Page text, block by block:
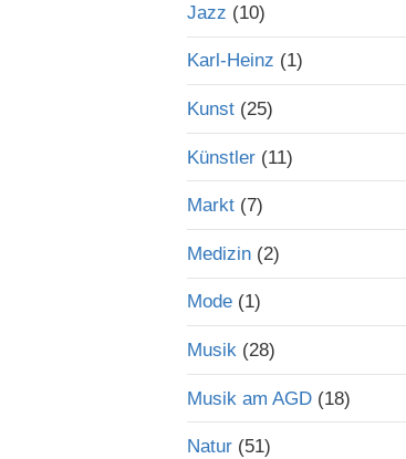
Jazz (10)
Karl-Heinz (1)
Kunst(25)
Künstler(11)
Markt(7)
Medizin(2)
Mode(1)
Musik(28)
Musik am AGD(18)
Natur(51)